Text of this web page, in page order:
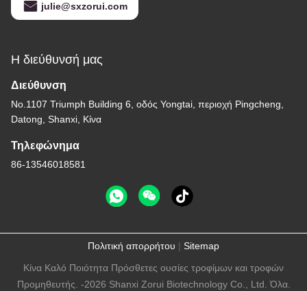
julie@sxzorui.com
Η διεύθυνσή μας
Διεύθυνση
Νο.1107 Triumph Building 6, οδός Yongtai, περιοχή Pingcheng,
Datong, Shanxi, Κίνα
Τηλεφώνημα
86-13546018581
Πολιτική απορρήτου | Sitemap
Κίνα Καλό Ποιότητα Πρόσθετες ουσίες τροφίμων και τροφών
Προμηθευτής. -2026 Shanxi Zorui Biotechnology Co., Ltd. Όλα.